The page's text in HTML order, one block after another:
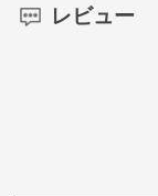
レビュー